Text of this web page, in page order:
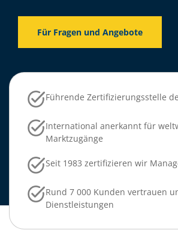
Für Fragen und Angebote
Führende Zertifizierungsstelle
International anerkannt für
Marktzugänge
Seit 1983 zertifizieren wir
Rund 7 000 Kunden vertrauen
Dienstleistungen